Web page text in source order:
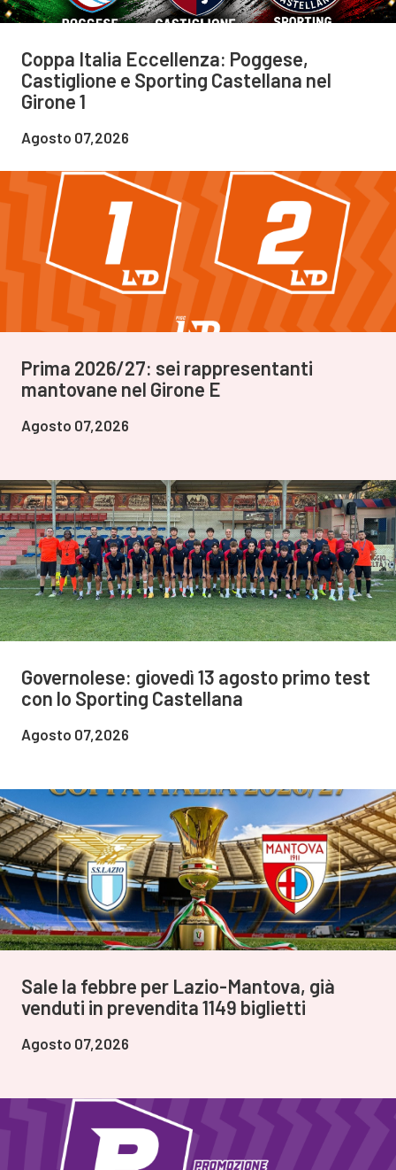
Coppa Italia Eccellenza: Poggese,
Castiglione e Sporting Castellana nel
Girone 1
Agosto 07,2026
Prima 2026/27: sei rappresentanti
mantovane nel Girone E
Agosto 07,2026
Governolese: giovedì 13 agosto primo test
con lo Sporting Castellana
Agosto 07,2026
Sale la febbre per Lazio-Mantova, già
venduti in prevendita 1149 biglietti
Agosto 07,2026